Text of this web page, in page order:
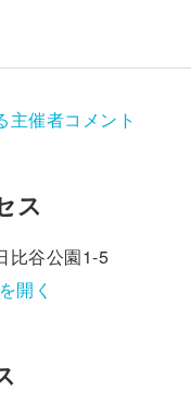
主催者コメント
ス
比谷公園1-5
開く